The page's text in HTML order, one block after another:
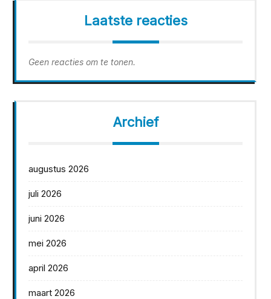
Laatste reacties
Geen reacties om te tonen.
Archief
augustus 2026
juli 2026
juni 2026
mei 2026
april 2026
maart 2026